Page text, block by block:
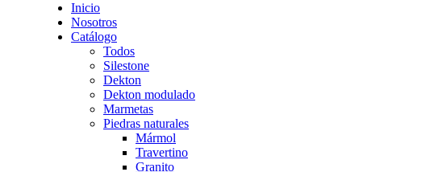
Inicio
Nosotros
Catálogo
Todos
Silestone
Dekton
Dekton modulado
Marmetas
Piedras naturales
Mármol
Travertino
Granito